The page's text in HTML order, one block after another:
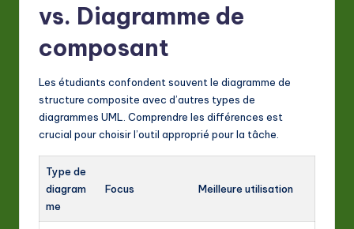
vs. Diagramme de
composant
Les étudiants confondent souvent le diagramme de
structure composite avec d’autres types de
diagrammes UML. Comprendre les différences est
crucial pour choisir l’outil approprié pour la tâche.
Type de
diagram
me
Focus Meilleure utilisation